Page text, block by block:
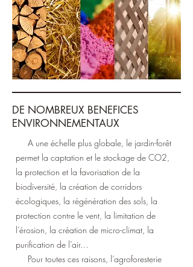
DE NOMBREUX BENEFICES
ENVIRONNEMENTAUX
A une échelle plus globale, le jardin-forêt
permet la captation et le stockage de CO2,
la protection et la favorisation de la
biodiversité, la création de corridors
écologiques, la régénération des sols, la
protection contre le vent, la limitation de
l’érosion, la création de micro-climat, la
purification de l’air…
Pour toutes ces raisons, l’agroforesterie